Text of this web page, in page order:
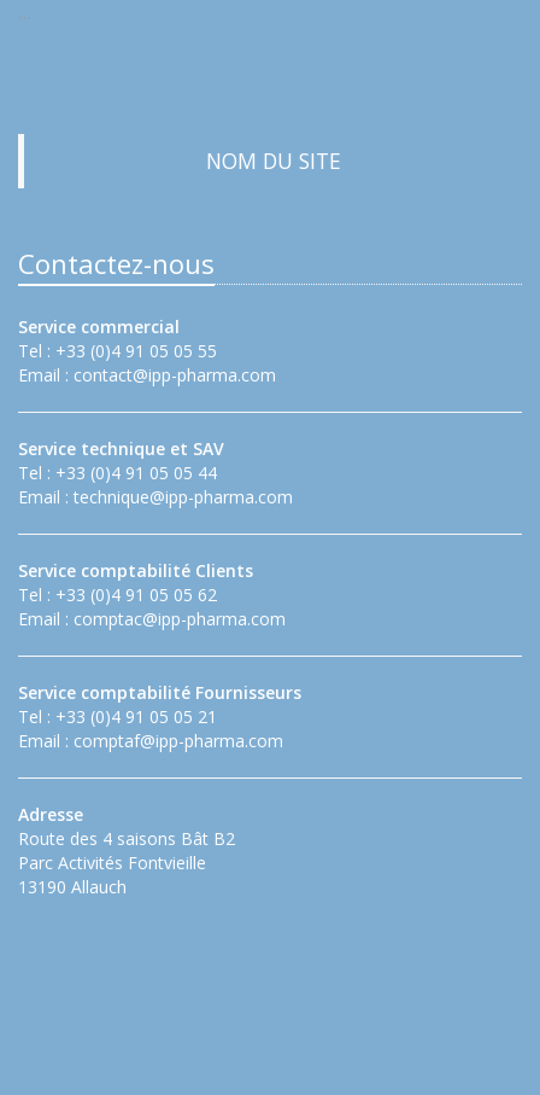
…
NOM DU SITE
Contactez-nous
Service commercial
Tel : +33 (0)4 91 05 05 55
Email : contact@ipp-pharma.com
Service technique et SAV
Tel : +33 (0)4 91 05 05 44
Email : technique@ipp-pharma.com
Service comptabilité Clients
Tel : +33 (0)4 91 05 05 62
Email : comptac@ipp-pharma.com
Service comptabilité Fournisseurs
Tel : +33 (0)4 91 05 05 21
Email : comptaf@ipp-pharma.com
Adresse
Route des 4 saisons Bât B2
Parc Activités Fontvieille
13190 Allauch